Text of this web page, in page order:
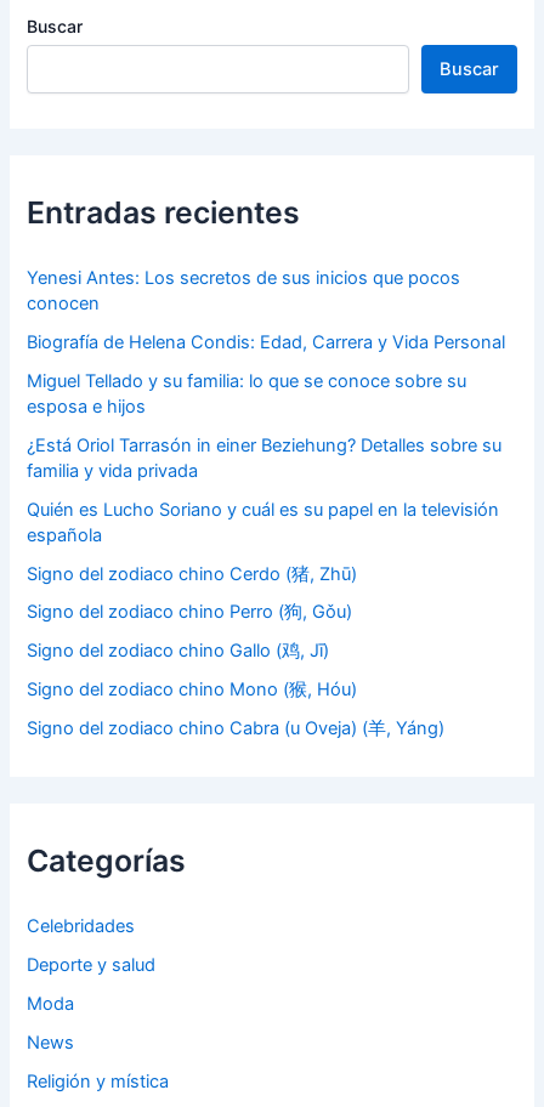
Buscar
Buscar
Entradas recientes
Yenesi Antes: Los secretos de sus inicios que pocos
conocen
Biografía de Helena Condis: Edad, Carrera y Vida Personal
Miguel Tellado y su familia: lo que se conoce sobre su
esposa e hijos
¿Está Oriol Tarrasón in einer Beziehung? Detalles sobre su
familia y vida privada
Quién es Lucho Soriano y cuál es su papel en la televisión
española
Signo del zodiaco chino Cerdo (猪, Zhū)
Signo del zodiaco chino Perro (狗, Gǒu)
Signo del zodiaco chino Gallo (鸡, Jī)
Signo del zodiaco chino Mono (猴, Hóu)
Signo del zodiaco chino Cabra (u Oveja) (羊, Yáng)
Categorías
Celebridades
Deporte y salud
Moda
News
Religión y mística